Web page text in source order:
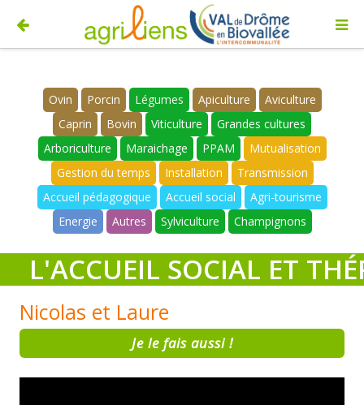
Ovin Porcin Légumes Apiculture
Aviculture
Caprin
Bovin Viticulture
Grandes cultures
Arboriculture
Maraichage PPAM
Mutualisation
Gestion du temps
Installation
Transmission
Accueil pédagogique
Accueil social
Agri-tourisme
Energie
Autres Sylviculture Champignons
L'ACCUEIL SOCIAL ET
Nicolas et Laure
Je le fais aussi !